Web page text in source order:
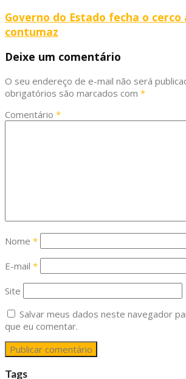
Governo do Estado fecha o
contumaz
Deixe um comentário
O seu endereço de e-mail não será
obrigatórios são marcados com *
Comentário *
Nome *
E-mail *
Site
Salvar meus dados neste navegador
que eu comentar.
Tags